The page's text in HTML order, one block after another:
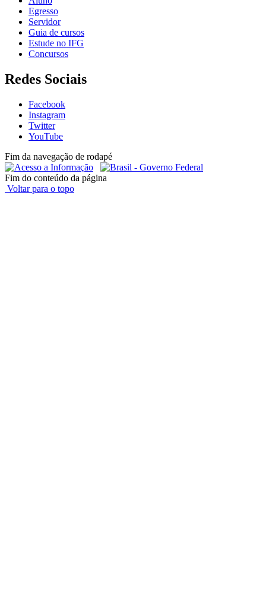
Egresso
Servidor
Guia de cursos
Estude no IFG
Concursos
Redes Sociais
Facebook
Instagram
Twitter
YouTube
Fim da navegação de rodapé
Fim do conteúdo da página
Voltar para o topo